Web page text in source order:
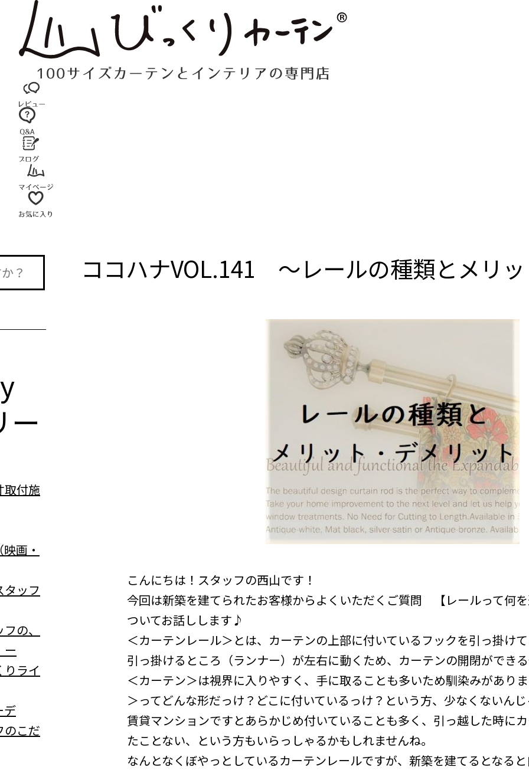
ココハナVOL.141 ～レールの種類とメリ
こんにちは！スタッフの西山です！
今回は新築を建てられたお客様からよくいただくご質問 【レールって何
ついてお話しします♪
＜カーテンレール＞とは、カーテンの上部に付いているフックを引っ掛け
引っ掛けるところ（ランナー）が左右に動くため、カーテンの開閉ができる
＜カーテン＞は視界に入りやすく、手に取ることも多いため馴染みがあり
＞ってどんな形だっけ？どこに付いているっけ？という方、少なくないんじ
賃貸マンションですとあらかじめ付いていることも多く、引っ越した時に
たことない、という方もいらっしゃるかもしれませんね。
なんとなくぼやっとしているカーテンレールですが、新築を建てるとなる
ー
取付施
画・
ッフ
の、
ー
ライ
デ
のこだ